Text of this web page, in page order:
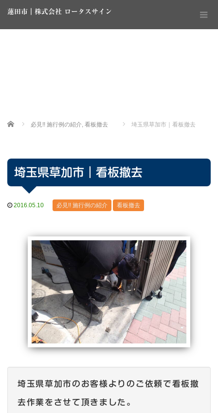
蓮田市｜株式会社 ロータスサイン
Home 必見!! 施行例の紹介, 看板撤去 埼玉県草加市｜看板撤去
埼玉県草加市｜看板撤去
2016.05.10 必見!! 施行例の紹介 看板撤去
埼玉県草加市のお客様よりのご依頼で看板撤
去作業をさせて頂きました。